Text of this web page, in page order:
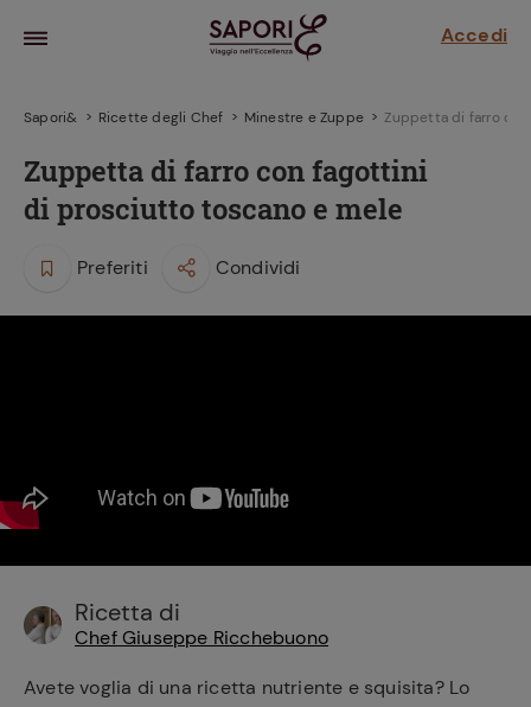
Accedi
ricetta
il
Sapori& Ricette degli Chef Minestre e Zuppe Zuppetta di farro
Zuppetta di farro con fagottini
di prosciutto toscano e mele
Preferiti Condividi
Ricetta di
Chef Giuseppe Ricchebuono
Avete voglia di una ricetta nutriente e squisita? Lo